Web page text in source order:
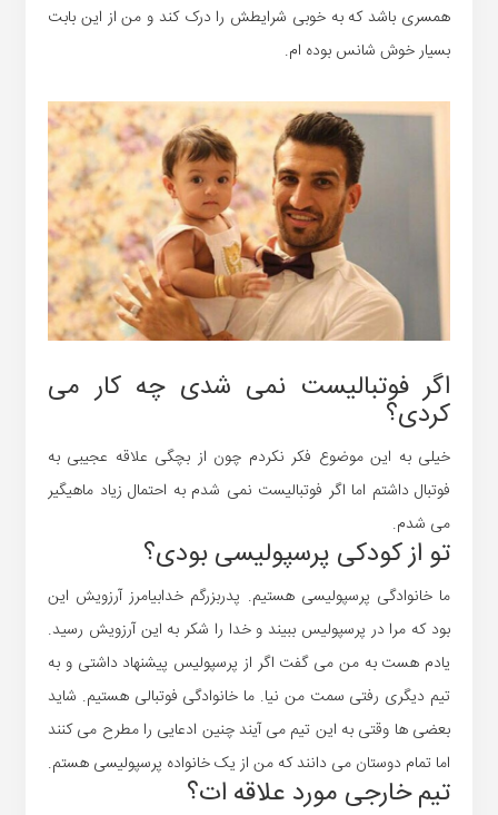
همسری باشد که به خوبی شرایطش را درک کند و من از این بابت
بسیار خوش شانس بوده ام.
اگر فوتبالیست نمی شدی چه کار می
کردی؟
خیلی به این موضوع فکر نکردم چون از بچگی علاقه عجیبی به
فوتبال داشتم اما اگر فوتبالیست نمی شدم به احتمال زیاد ماهیگیر
می شدم.
تو از کودکی پرسپولیسی بودی؟
ما خانوادگی پرسپولیسی هستیم. پدربزرگم خدابیامرز آرزویش این
بود که مرا در پرسپولیس ببیند و خدا را شکر به این آرزویش رسید.
یادم هست به من می گفت اگر از پرسپولیس پیشنهاد داشتی و به
تیم دیگری رفتی سمت من نیا. ما خانوادگی فوتبالی هستیم. شاید
بعضی ها وقتی به این تیم می آیند چنین ادعایی را مطرح می کنند
اما تمام دوستان می دانند که من از یک خانواده پرسپولیسی هستم.
تیم خارجی مورد علاقه ات؟